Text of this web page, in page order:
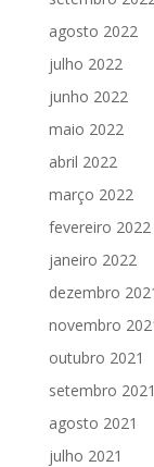
agosto 2022
julho 2022
junho 2022
maio 2022
abril 2022
março 2022
fevereiro 2022
janeiro 2022
dezembro
novembro
outubro 2021
setembro 2021
agosto 2021
julho 2021